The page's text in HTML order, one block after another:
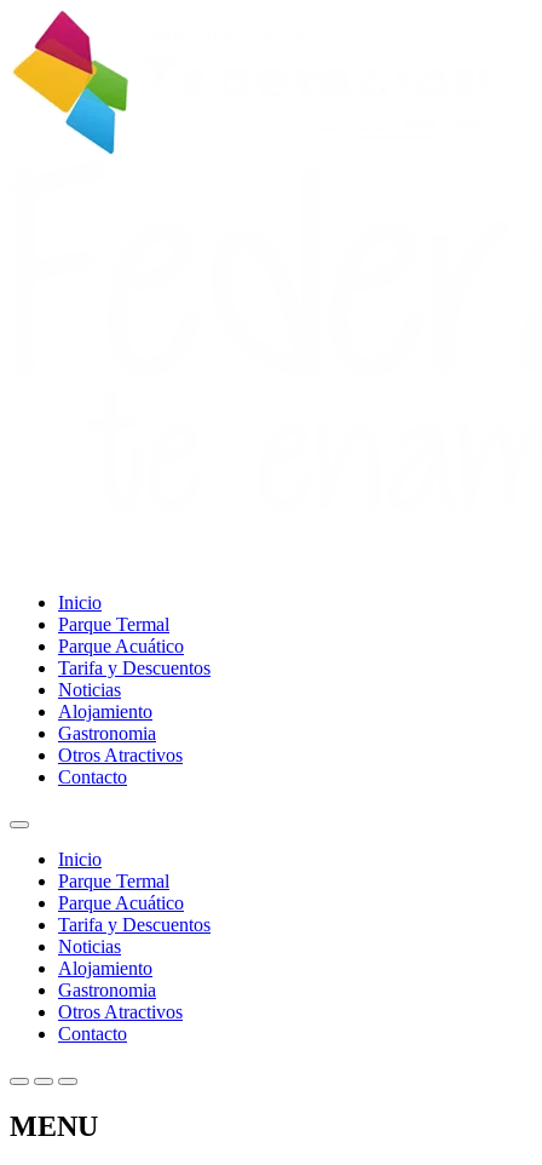
contenido
Inicio
Parque Termal
Parque Acuático
Tarifa y Descuentos
Noticias
Alojamiento
Gastronomia
Otros Atractivos
Contacto
Inicio
Parque Termal
Parque Acuático
Tarifa y Descuentos
Noticias
Alojamiento
Gastronomia
Otros Atractivos
Contacto
MENU